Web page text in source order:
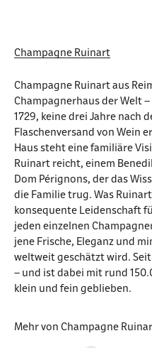
Champagne Ruinart
Champagne Ruinart aus
Champagnerhaus der Welt
1729, keine drei Jahre nach
Flaschenversand von Wein
Haus steht eine familiäre
Ruinart reicht, einem
Dom Pérignons, der das
die Familie trug. Was
konsequente Leidenschaft
jeden einzelnen
jene Frische, Eleganz und
weltweit geschätzt wird. Seit
– und ist dabei mit rund
klein und fein geblieben.
Mehr von Champagne